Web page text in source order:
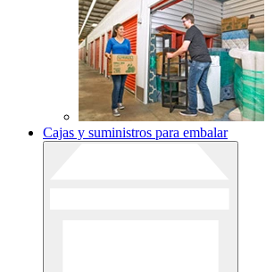
Cajas y suministros para embalar